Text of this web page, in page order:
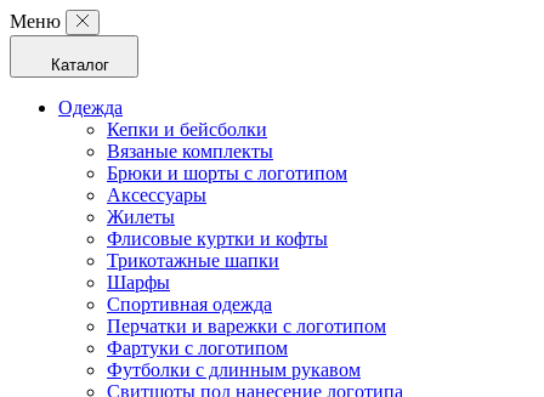
Меню
Каталог
Одежда
Кепки и бейсболки
Вязаные комплекты
Брюки и шорты с логотипом
Аксессуары
Жилеты
Флисовые куртки и кофты
Трикотажные шапки
Шарфы
Спортивная одежда
Перчатки и варежки с логотипом
Фартуки с логотипом
Футболки с длинным рукавом
Свитшоты под нанесение логотипа